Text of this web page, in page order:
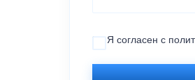
Я согласен с